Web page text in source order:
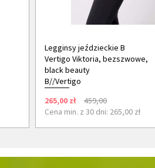
Legginsy jeździeckie B
Vertigo Viktoria, bezszwowe,
black beauty
B//Vertigo
265,00 zł
459,00
Cena min. z 30 dni: 265,00 zł